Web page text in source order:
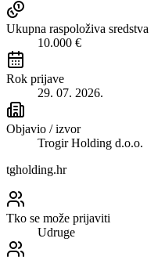
Ukupna raspoloživa sredstva
10.000 €
Rok prijave
29. 07. 2026.
Objavio / izvor
Trogir Holding d.o.o.
tgholding.hr
Tko se može prijaviti
Udruge